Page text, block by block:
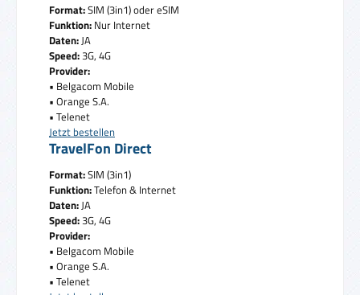
Format:SIM (3in1) oder eSIM
Funktion: Nur Internet
Daten: JA
Speed:3G, 4G
Provider:
• Belgacom Mobile
• Orange S.A.
• Telenet
Jetzt bestellen
TravelFon Direct
Format:SIM (3in1)
Funktion:Telefon & Internet
Daten: JA
Speed:3G, 4G
Provider:
• Belgacom Mobile
• Orange S.A.
• Telenet